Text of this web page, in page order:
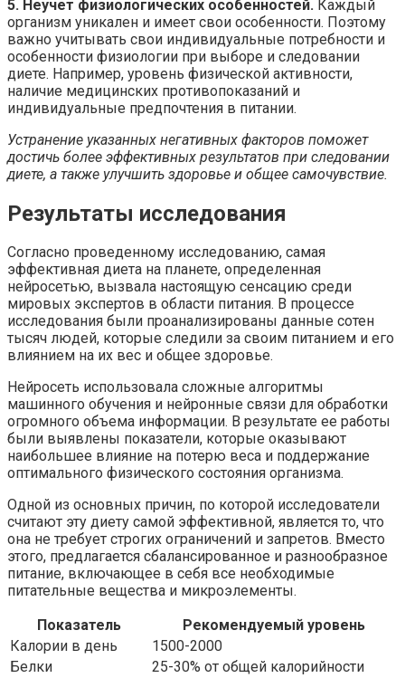
5. Неучет физиологических особенностей. Каждый
организм уникален и имеет свои особенности. Поэтому
важно учитывать свои индивидуальные потребности и
особенности физиологии при выборе и следовании
диете. Например, уровень физической активности,
наличие медицинских противопоказаний и
индивидуальные предпочтения в питании.
Устранение указанных негативных факторов поможет
достичь более эффективных результатов при следовании
диете, а также улучшить здоровье и общее самочувствие.
Результаты исследования
Согласно проведенному исследованию, самая
эффективная диета на планете, определенная
нейросетью, вызвала настоящую сенсацию среди
мировых экспертов в области питания. В процессе
исследования были проанализированы данные сотен
тысяч людей, которые следили за своим питанием и его
влиянием на их вес и общее здоровье.
Нейросеть использовала сложные алгоритмы
машинного обучения и нейронные связи для обработки
огромного объема информации. В результате ее работы
были выявлены показатели, которые оказывают
наибольшее влияние на потерю веса и поддержание
оптимального физического состояния организма.
Одной из основных причин, по которой исследователи
считают эту диету самой эффективной, является то, что
она не требует строгих ограничений и запретов. Вместо
этого, предлагается сбалансированное и разнообразное
питание, включающее в себя все необходимые
питательные вещества и микроэлементы.
Показатель
Рекомендуемый уровень
Калории в день
1500-2000
Белки
25-30% от общей калорийности